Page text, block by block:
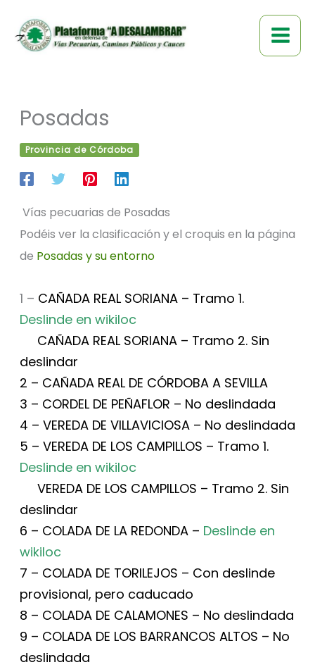
contenido
Posadas
Provincia de Córdoba
Vías pecuarias de Posadas
Podéis ver la clasificación y el croquis en la página
de Posadas y su entorno
1 – CAÑADA REAL SORIANA – Tramo 1.
Deslinde en wikiloc
CAÑADA REAL SORIANA – Tramo 2. Sin
deslindar
2 – CAÑADA REAL DE CÓRDOBA A SEVILLA
3 – CORDEL DE PEÑAFLOR – No deslindada
4 – VEREDA DE VILLAVICIOSA – No deslindada
5 – VEREDA DE LOS CAMPILLOS – Tramo 1.
Deslinde en wikiloc
VEREDA DE LOS CAMPILLOS – Tramo 2. Sin
deslindar
6 – COLADA DE LA REDONDA – Deslinde en
wikiloc
7 – COLADA DE TORILEJOS – Con deslinde
provisional, pero caducado
8 – COLADA DE CALAMONES – No deslindada
9 – COLADA DE LOS BARRANCOS ALTOS – No
deslindada